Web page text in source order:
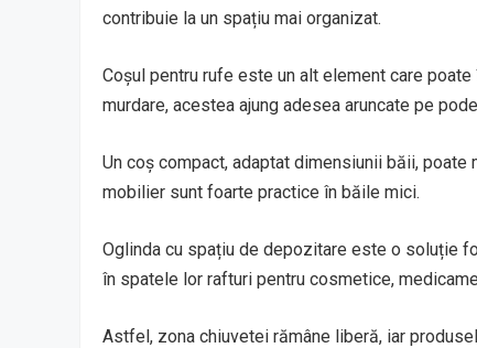
contribuie la un spațiu mai organizat.
Coșul pentru rufe este un alt element care
murdare, acestea ajung adesea aruncate pe
Un coș compact, adaptat dimensiunii băii,
mobilier sunt foarte practice în băile mici.
Oglinda cu spațiu de depozitare este o soluție
în spatele lor rafturi pentru cosmetice,
Astfel, zona chiuvetei rămâne liberă, iar